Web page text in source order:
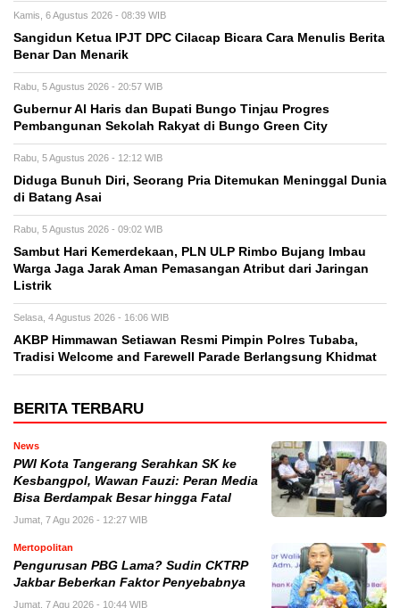
Kamis, 6 Agustus 2026 - 08:39 WIB
Sangidun Ketua IPJT DPC Cilacap Bicara Cara Menulis Berita
Benar Dan Menarik
Rabu, 5 Agustus 2026 - 20:57 WIB
​Gubernur Al Haris dan Bupati Bungo Tinjau Progres
Pembangunan Sekolah Rakyat di Bungo Green City
Rabu, 5 Agustus 2026 - 12:12 WIB
Diduga Bunuh Diri, Seorang Pria Ditemukan Meninggal Dunia
di Batang Asai
Rabu, 5 Agustus 2026 - 09:02 WIB
Sambut Hari Kemerdekaan, PLN ULP Rimbo Bujang Imbau
Warga Jaga Jarak Aman Pemasangan Atribut dari Jaringan
Listrik​
Selasa, 4 Agustus 2026 - 16:06 WIB
AKBP Himmawan Setiawan Resmi Pimpin Polres Tubaba,
Tradisi Welcome and Farewell Parade Berlangsung Khidmat
BERITA TERBARU
News
PWI Kota Tangerang Serahkan SK ke
Kesbangpol, Wawan Fauzi: Peran Media
Bisa Berdampak Besar hingga Fatal
Jumat, 7 Agu 2026 - 12:27 WIB
Mertopolitan
Pengurusan PBG Lama? Sudin CKTRP
Jakbar Beberkan Faktor Penyebabnya
Jumat, 7 Agu 2026 - 10:44 WIB